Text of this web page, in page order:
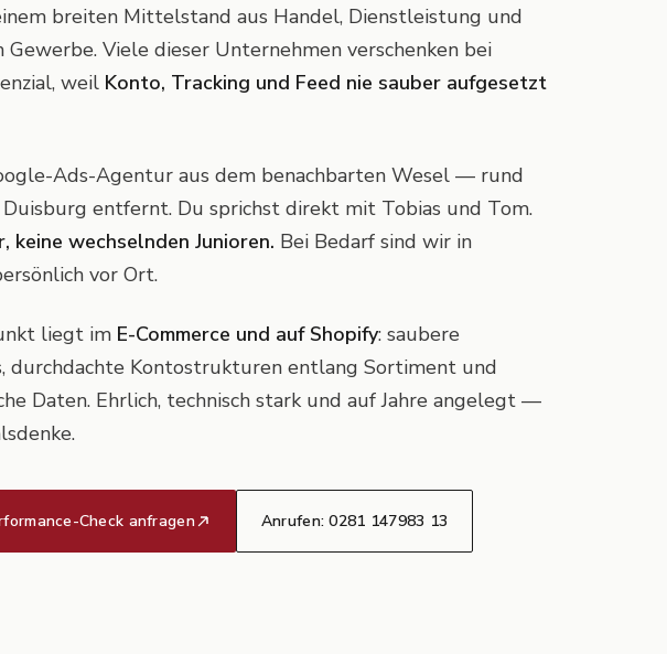
breiten Mittelstand aus Handel, Dienstleistung und
Gewerbe. Viele dieser Unternehmen verschenken bei
weil Konto, Tracking und Feed nie sauber aufgesetzt
Ads-Agentur aus dem benachbarten Wesel — rund
entfernt. Du sprichst direkt mit Tobias und Tom.
keine wechselnden Junioren. Bei Bedarf sind wir in
vor Ort.
liegt im E-Commerce und auf Shopify: saubere
durchdachte Kontostrukturen entlang Sortiment und
Daten. Ehrlich, technisch stark und auf Jahre angelegt —
Check anfragen Anrufen: 0281 147983 13